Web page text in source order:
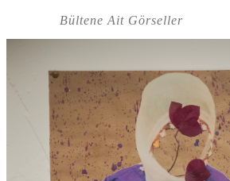
Bültene Ait Görseller